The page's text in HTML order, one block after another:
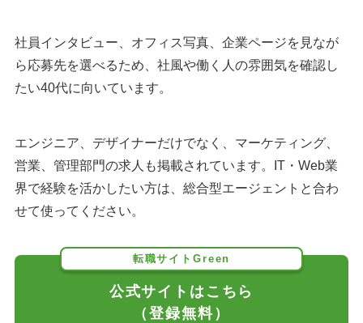
社員インタビュー、オフィス写真、企業ページを見なが
ら応募先を選べるため、社風や働く人の雰囲気を確認し
たい40代に向いています。
エンジニア、デザイナーだけでなく、マーケティング、
営業、管理部門の求人も掲載されています。IT・Web業
界で経験を活かしたい方は、総合型エージェントと合わ
せて使ってください。
転職サイトGreen
公式サイトはこちら
（登録無料）